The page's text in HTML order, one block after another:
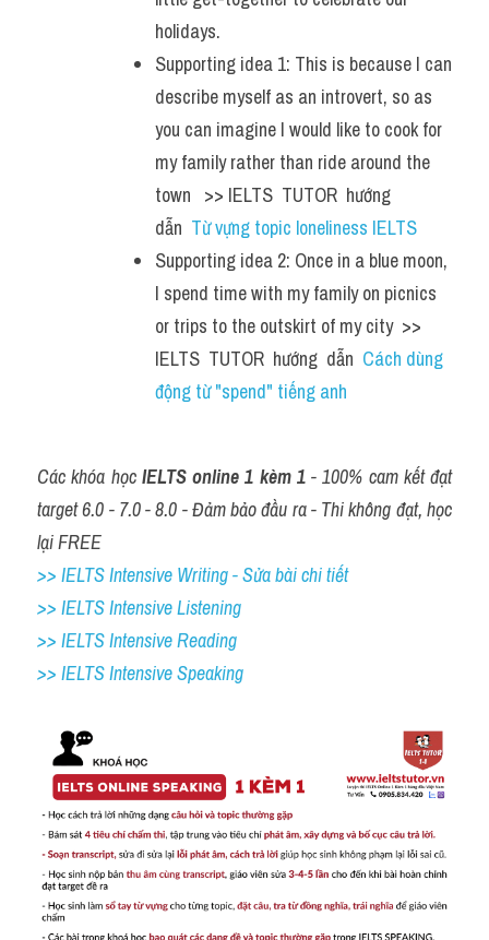
holidays.
Supporting idea 1: This is because I can
describe myself as an introvert, so as
you can imagine I would like to cook for
my family rather than ride around the
town   >> IELTS  TUTOR  hướng
dẫn Từ vựng topic loneliness IELTS
Supporting idea 2: Once in a blue moon,
I spend time with my family on picnics
or trips to the outskirt of my city  >>
IELTS  TUTOR  hướng  dẫn Cách dùng
động từ "spend" tiếng anh
Các khóa học IELTS online 1 kèm 1 - 100% cam kết đạt
target 6.0 - 7.0 - 8.0 - Đảm bảo đầu ra - Thi không đạt, học
lại FREE
>> IELTS Intensive Writing - Sửa bài chi tiết
>> IELTS Intensive Listening
>> IELTS Intensive Reading
>> IELTS Intensive Speaking